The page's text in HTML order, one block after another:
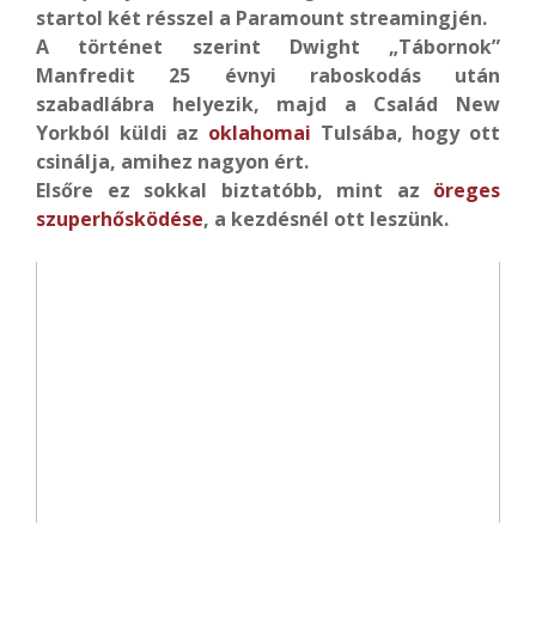
startol két résszel a Paramount streamingjén.
A történet szerint Dwight „Tábornok”
Manfredit 25 évnyi raboskodás után
szabadlábra helyezik, majd a Család New
Yorkból küldi az oklahomai Tulsába, hogy ott
csinálja, amihez nagyon ért.
Elsőre ez sokkal biztatóbb, mint az öreges
szuperhősködése, a kezdésnél ott leszünk.